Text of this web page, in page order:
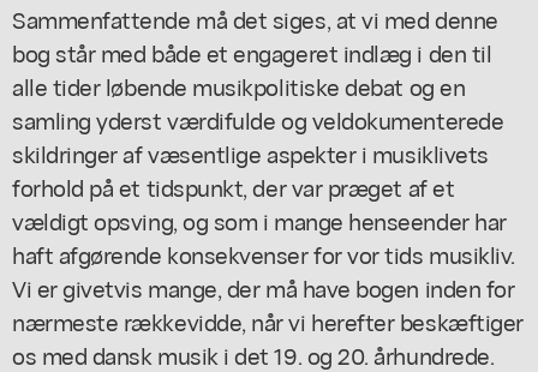
Sammenfattende må det siges, at vi med denne
bog står med både et engageret indlæg i den til
alle tider løbende musikpolitiske debat og en
samling yderst værdifulde og veldokumenterede
skildringer af væsentlige aspekter i musiklivets
forhold på et tidspunkt, der var præget af et
vældigt opsving, og som i mange henseender har
haft afgørende konsekvenser for vor tids musikliv.
Vi er givetvis mange, der må have bogen inden for
nærmeste rækkevidde, når vi herefter beskæftiger
os med dansk musik i det 19. og 20. århundrede.